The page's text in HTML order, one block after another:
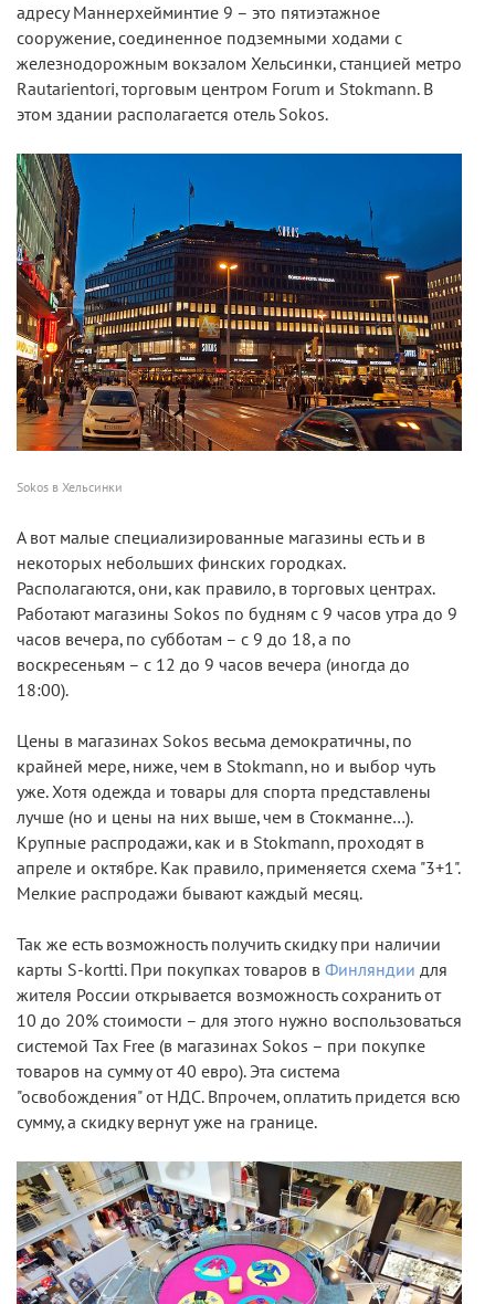
адресу Маннерхейминтие 9 – это пятиэтажное
сооружение, соединенное подземными ходами с
железнодорожным вокзалом Хельсинки, станцией метро
Rautarientori, торговым центром Forum и Stokmann. В
этом здании располагается отель Sokos.
Sokos в Хельсинки
А вот малые специализированные магазины есть и в
некоторых небольших финских городках.
Располагаются, они, как правило, в торговых центрах.
Работают магазины Sokos по будням с 9 часов утра до 9
часов вечера, по субботам – с 9 до 18, а по
воскресеньям – с 12 до 9 часов вечера (иногда до
18:00).
Цены в магазинах Sokos весьма демократичны, по
крайней мере, ниже, чем в Stokmann, но и выбор чуть
уже. Хотя одежда и товары для спорта представлены
лучше (но и цены на них выше, чем в Стокманне…).
Крупные распродажи, как и в Stokmann, проходят в
апреле и октябре. Как правило, применяется схема "3+1".
Мелкие распродажи бывают каждый месяц.
Так же есть возможность получить скидку при наличии
карты S-kortti. При покупках товаров в Финляндии для
жителя России открывается возможность сохранить от
10 до 20% стоимости – для этого нужно воспользоваться
системой Tax Free (в магазинах Sokos – при покупке
товаров на сумму от 40 евро). Эта система
"освобождения" от НДС. Впрочем, оплатить придется всю
сумму, а скидку вернут уже на границе.